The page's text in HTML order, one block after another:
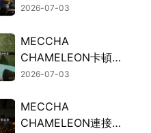
敗的常見因素與有效
2026-07-03
MECCHA
CHAMELEON卡頓？
連線斷線問題的解決
2026-07-03
MECCHA
CHAMELEON連接斷